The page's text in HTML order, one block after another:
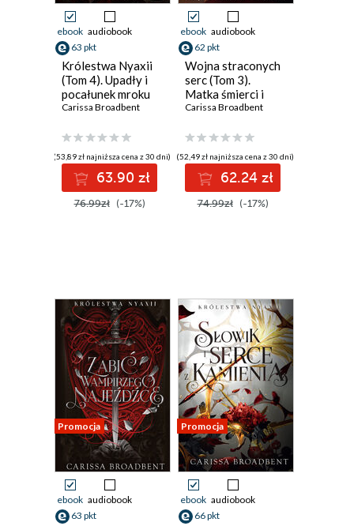
ebook audiobook
63 pkt
Królestwa Nyaxii
(Tom 4). Upadły i
pocałunek mroku
Carissa Broadbent
(53,89 zł najniższa cena z 30 dni)
63.90 zł
76.99zł (-17%)
ebook audiobook
62 pkt
Wojna straconych
serc (Tom 3).
Matka śmierci i
świtu
Carissa Broadbent
(52,49 zł najniższa cena z 30 dni)
62.24 zł
74.99zł (-17%)
Promocja
ebook audiobook
63 pkt
Promocja
ebook audiobook
66 pkt